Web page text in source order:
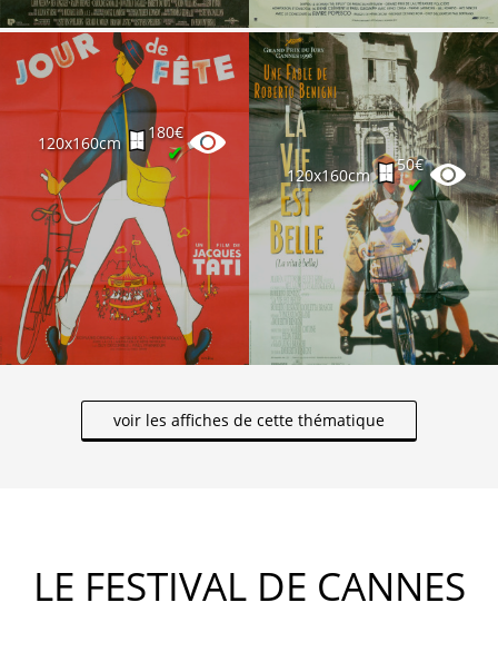
120x160cm
180€
✔
120x160cm
50€
✔
voir les affiches de cette thématique
LE FESTIVAL DE CANNES